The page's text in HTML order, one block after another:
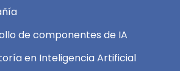
de componentes de IA
en Inteligencia Artificial